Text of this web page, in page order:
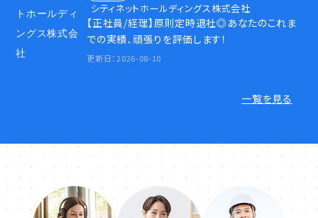
シティネットホールディングス株式会社
【正社員/経理】原則定時退社◎あなたのこれま
での実績、頑張りを評価します！
更新日：2026-08-10
一覧を見る